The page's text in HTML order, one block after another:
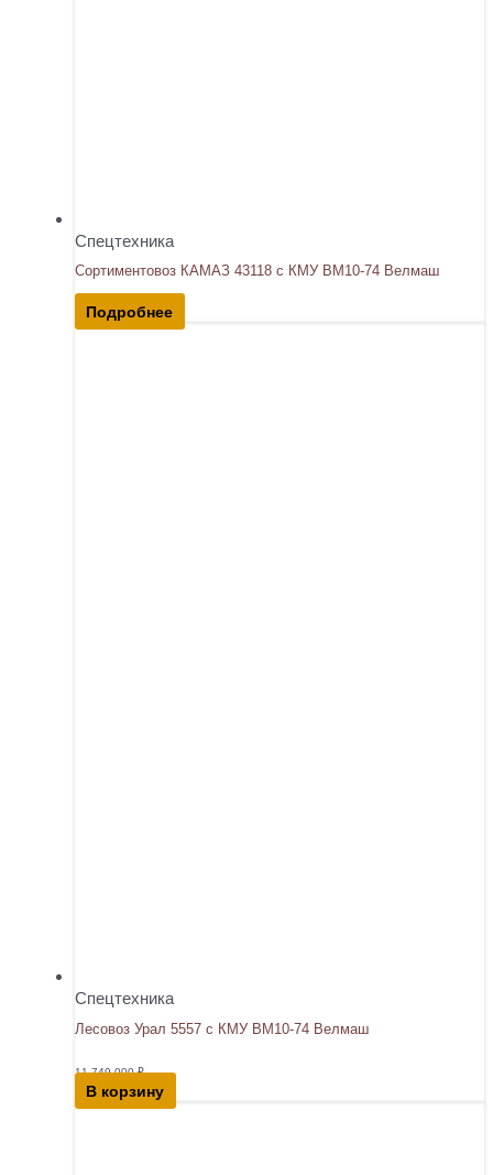
Спецтехника
Сортиментовоз КАМАЗ 43118 с КМУ ВМ10-74 Велмаш
Подробнее
Спецтехника
Лесовоз Урал 5557 с КМУ ВМ10-74 Велмаш
11 749 000₽
В корзину